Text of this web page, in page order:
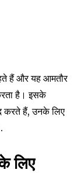
हैं और यह आमतौर
है। इसके
करते हैं, उनके लिए
लिए